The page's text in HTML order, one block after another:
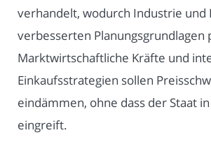
verhandelt, wodurch Industrie und
verbesserten
Marktwirtschaftliche Kräfte und
Einkaufsstrategien sollen
eindämmen, ohne dass der Staat
eingreift.